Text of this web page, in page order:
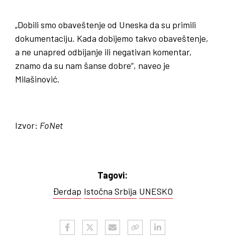
„Dobili smo obaveštenje od Uneska da su primili
dokumentaciju. Kada dobijemo takvo obaveštenje,
a ne unapred odbijanje ili negativan komentar,
znamo da su nam šanse dobre“, naveo je
Milašinović.
Izvor: FoNet
Tagovi:
Đerdap Istočna Srbija UNESKO